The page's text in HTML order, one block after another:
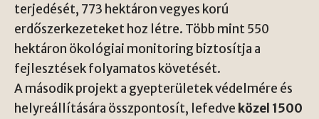
terjedését, 773 hektáron vegyes korú
erdőszerkezeteket hoz létre. Több mint 550
hektáron ökológiai monitoring biztosítja a
fejlesztések folyamatos követését.
A második projekt a gyepterületek védelmére és
helyreállítására összpontosít, lefedve közel 1500